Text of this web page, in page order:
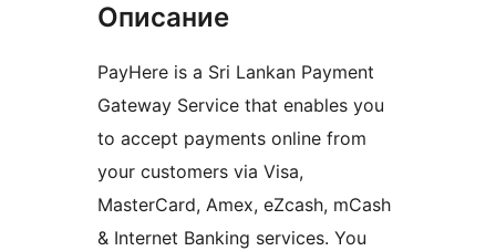
Описание
PayHere is a Sri Lankan Payment
Gateway Service that enables you
to accept payments online from
your customers via Visa,
MasterCard, Amex, eZcash, mCash
& Internet Banking services. You